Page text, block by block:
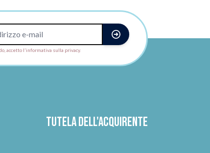
accetto l'informativa sulla privacy.
Tutela dell'acquirente